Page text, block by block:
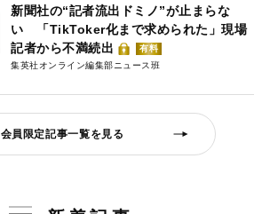
新聞社の“記者流出ドミノ”が止まらな
い 「TikToker化まで求められた」現場
記者から不満続出
有料
集英社オンライン編集部ニュース班
会員限定記事一覧を見る